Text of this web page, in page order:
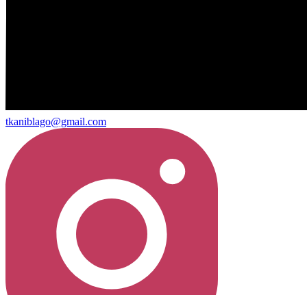
tkaniblago@gmail.com